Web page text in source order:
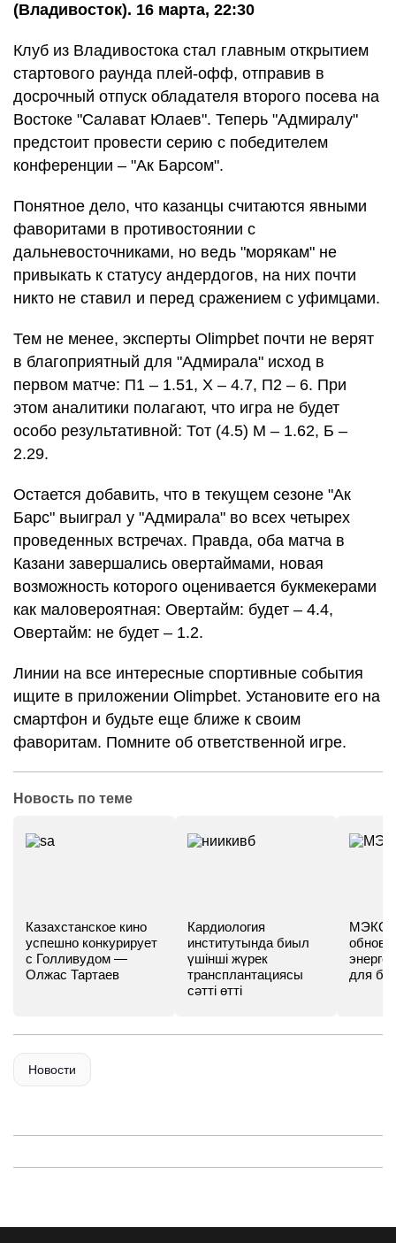
(Владивосток). 16 марта, 22:30
Клуб из Владивостока стал главным открытием
стартового раунда плей-офф, отправив в
досрочный отпуск обладателя второго посева на
Востоке "Салават Юлаев". Теперь "Адмиралу"
предстоит провести серию с победителем
конференции – "Ак Барсом".
Понятное дело, что казанцы считаются явными
фаворитами в противостоянии с
дальневосточниками, но ведь "морякам" не
привыкать к статусу андердогов, на них почти
никто не ставил и перед сражением с уфимцами.
Тем не менее, эксперты Olimpbet почти не верят
в благоприятный для "Адмирала" исход в
первом матче: П1 – 1.51, Х – 4.7, П2 – 6. При
этом аналитики полагают, что игра не будет
особо результативной: Тот (4.5) М – 1.62, Б –
2.29.
Остается добавить, что в текущем сезоне "Ак
Барс" выиграл у "Адмирала" во всех четырех
проведенных встречах. Правда, оба матча в
Казани завершались овертаймами, новая
возможность которого оценивается букмекерами
как маловероятная: Овертайм: будет – 4.4,
Овертайм: не будет – 1.2.
Линии на все интересные спортивные события
ищите в приложении Olimpbet. Установите его на
смартфон и будьте еще ближе к своим
фаворитам. Помните об ответственной игре.
Новость по теме
Казахстанское кино
успешно конкурирует
с Голливудом —
Олжас Тартаев
Кардиология
институтында биыл
үшінші жүрек
трансплантациясы
сәтті өтті
МЭКС -
для
Новости